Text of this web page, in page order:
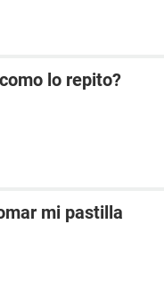
lo repito?
mi pastilla